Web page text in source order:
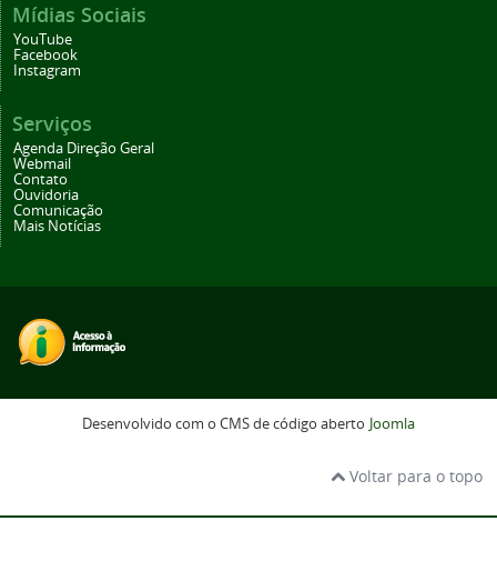
Mídias Sociais
YouTube
Facebook
Instagram
Serviços
Agenda Direção Geral
Webmail
Contato
Ouvidoria
Comunicação
Mais Notícias
Desenvolvido com o CMS de código aberto Joomla
Voltar para o topo